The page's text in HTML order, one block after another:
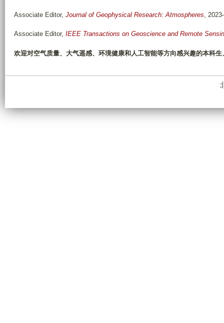
Associate Editor, Journal of Geophysical Research: Atmospheres ,
Associate Editor, IEEE Transactions on Geoscience and Remote
欢迎对空气质量、大气遥感、环境健康和人工智能等方向感兴趣的本科